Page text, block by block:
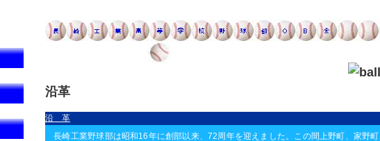
沿革
沿 革
長崎工業野球部は昭和16年に創部以来、72周年を迎えました。この間上野町、家野